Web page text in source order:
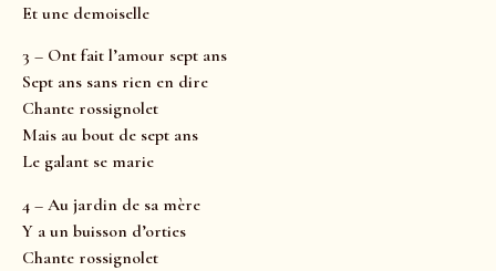
Et une demoiselle
3 – Ont fait l’amour sept ans
Sept ans sans rien en dire
Chante rossignolet
Mais au bout de sept ans
Le galant se marie
4 – Au jardin de sa mère
Y a un buisson d’orties
Chante rossignolet